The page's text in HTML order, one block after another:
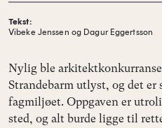
Tekst:
Vibeke Jenssen og Dagur Eggertsson
Nylig ble
Strandebarm utlyst, og det er
fagmiljøet. Oppgaven er
sted, og alt burde ligge til